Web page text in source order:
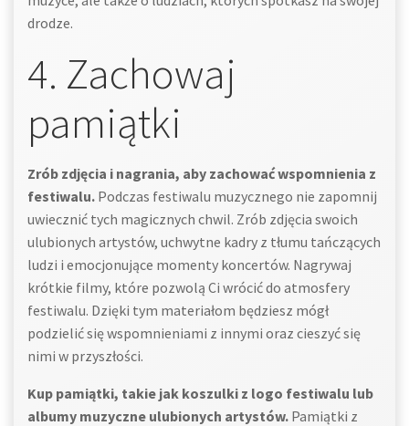
drodze.
4. Zachowaj
pamiątki
Zrób zdjęcia i nagrania, aby zachować wspomnienia z
festiwalu. Podczas festiwalu muzycznego nie zapomnij
uwiecznić tych magicznych chwil. Zrób zdjęcia swoich
ulubionych artystów, uchwytne kadry z tłumu tańczących
ludzi i emocjonujące momenty koncertów. Nagrywaj
krótkie filmy, które pozwolą Ci wrócić do atmosfery
festiwalu. Dzięki tym materiałom będziesz mógł
podzielić się wspomnieniami z innymi oraz cieszyć się
nimi w przyszłości.
Kup pamiątki, takie jak koszulki z logo festiwalu lub
albumy muzyczne ulubionych artystów. Pamiątki z